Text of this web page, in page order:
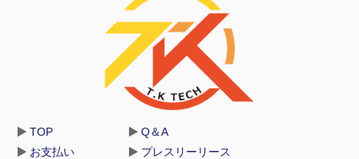
TOP
お支払い
Q＆A
プレスリーリース